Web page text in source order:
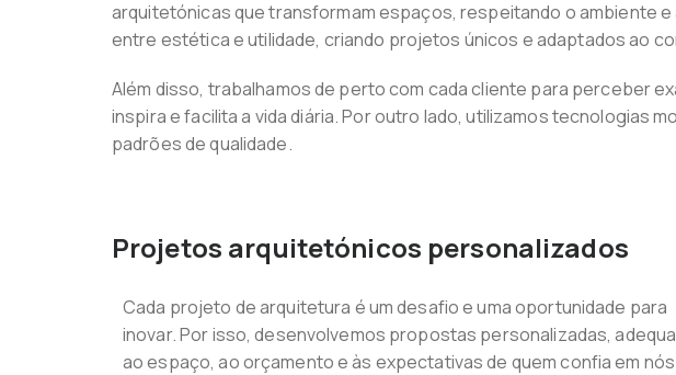
arquitetónicas que transformam espaços, respeitando o ambiente
entre estética e utilidade, criando projetos únicos e adaptados ao
Além disso, trabalhamos de perto com cada cliente para perceber
inspira e facilita a vida diária. Por outro lado, utilizamos tecnologias
padrões de qualidade.
Projetos arquitetónicos personalizados
Cada projeto de arquitetura é um desafio e uma oportunidade para
inovar. Por isso, desenvolvemos propostas personalizadas,
ao espaço, ao orçamento e às expectativas de quem confia em